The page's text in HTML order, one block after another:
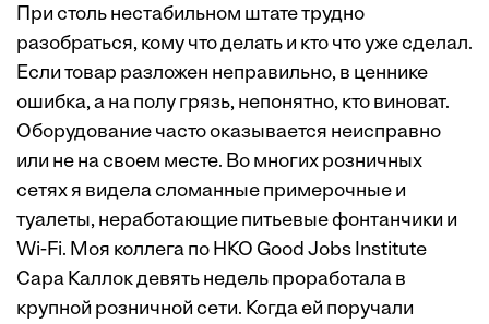
При столь нестабильном штате трудно
разобраться, кому что делать и кто что уже сделал.
Если товар разложен неправильно, в ценнике
ошибка, а на полу грязь, непонятно, кто виноват.
Оборудование часто оказывается неисправно
или не на своем месте. Во многих розничных
сетях я видела сломанные примерочные и
туалеты, неработающие питьевые фонтанчики и
Wi-Fi. Моя коллега по НКО Good Jobs Institute
Сара Каллок девять недель проработала в
крупной розничной сети. Когда ей поручали